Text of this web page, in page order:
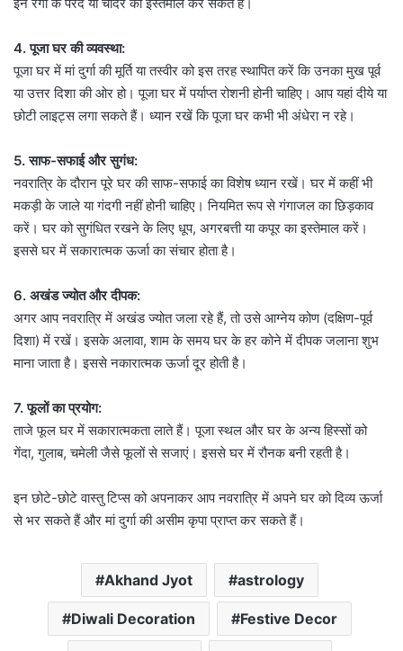
4. पूजा घर की व्यवस्था:
पूजा घर में मां दुर्गा की मूर्ति या तस्वीर को इस तरह स्थापित करें कि उनका मुख पूर्व
या उत्तर दिशा की ओर हो। पूजा घर में पर्याप्त रोशनी होनी चाहिए। आप यहां दीये या
छोटी लाइट्स लगा सकते हैं। ध्यान रखें कि पूजा घर कभी भी अंधेरा न रहे।
5. साफ-सफाई और सुगंध:
नवरात्रि के दौरान पूरे घर की साफ-सफाई का विशेष ध्यान रखें। घर में कहीं भी
मकड़ी के जाले या गंदगी नहीं होनी चाहिए। नियमित रूप से गंगाजल का छिड़काव
करें। घर को सुगंधित रखने के लिए धूप, अगरबत्ती या कपूर का इस्तेमाल करें।
इससे घर में सकारात्मक ऊर्जा का संचार होता है।
6. अखंड ज्योत और दीपक:
अगर आप नवरात्रि में अखंड ज्योत जला रहे हैं, तो उसे आग्नेय कोण (दक्षिण-पूर्व
दिशा) में रखें। इसके अलावा, शाम के समय घर के हर कोने में दीपक जलाना शुभ
माना जाता है। इससे नकारात्मक ऊर्जा दूर होती है।
7. फूलों का प्रयोग:
ताजे फूल घर में सकारात्मकता लाते हैं। पूजा स्थल और घर के अन्य हिस्सों को
गेंदा, गुलाब, चमेली जैसे फूलों से सजाएं। इससे घर में रौनक बनी रहती है।
इन छोटे-छोटे वास्तु टिप्स को अपनाकर आप नवरात्रि में अपने घर को दिव्य ऊर्जा
से भर सकते हैं और मां दुर्गा की असीम कृपा प्राप्त कर सकते हैं।
Akhand Jyot astrology
Diwali Decoration Festive Decor